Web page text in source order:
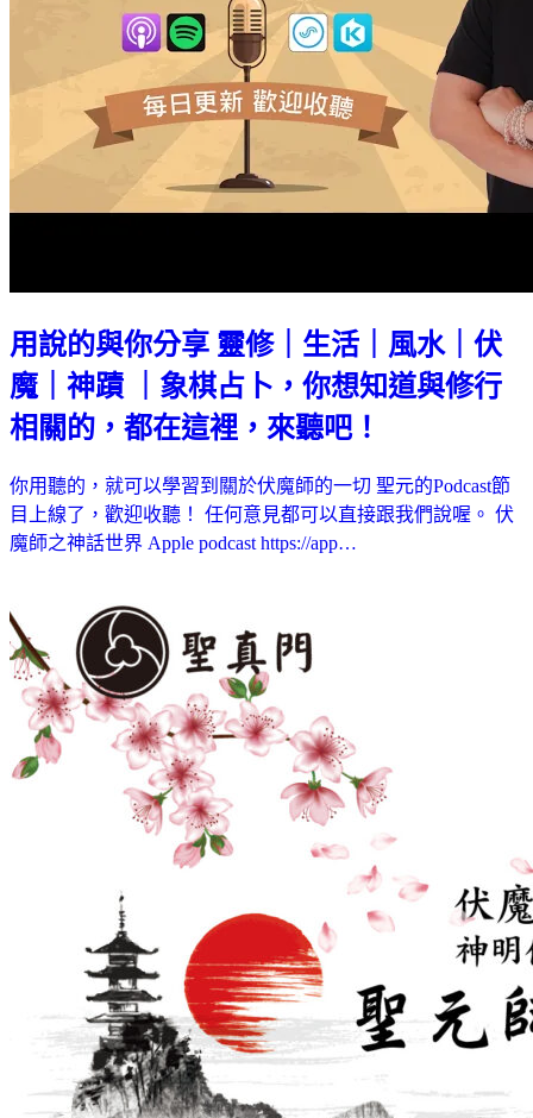
用說的與你分享 靈修｜生活｜風水｜伏
魔｜神蹟 ｜象棋占卜，你想知道與修行
相關的，都在這裡，來聽吧！
你用聽的，就可以學習到關於伏魔師的一切 聖元的Podcast節
目上線了，歡迎收聽！ 任何意見都可以直接跟我們說喔。 伏
魔師之神話世界 Apple podcast https://app…